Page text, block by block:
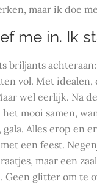
maar ik doe
me in. Ik
briljants
vol. Met
wel eerlijk. Na
mooi samen,
gala. Alles erop
een feest.
maar een
Geen glitter om te